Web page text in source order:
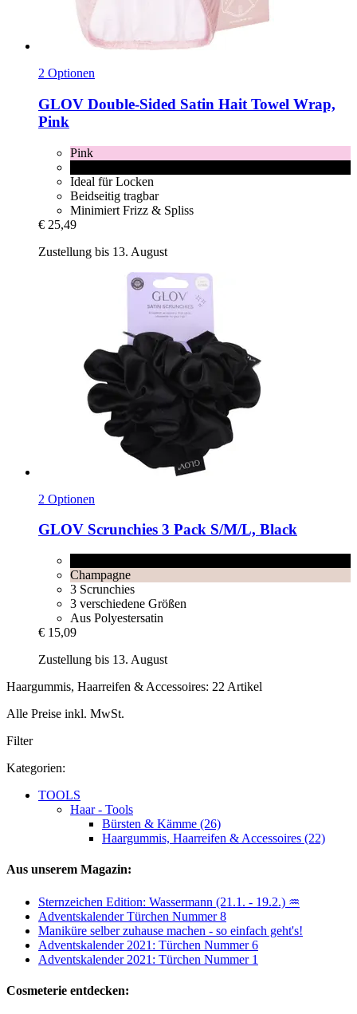
2 Optionen
GLOV Double-​Sided Satin Hait Towel Wrap,
Pink
Pink
Ideal für Locken
Beidseitig tragbar
Minimiert Frizz & Spliss
€ 25,49
Zustellung bis 13. August
2 Optionen
GLOV Scrunchies 3 Pack S/M/L, Black
Champagne
3 Scrunchies
3 verschiedene Größen
Aus Polyestersatin
€ 15,09
Zustellung bis 13. August
Haargummis, Haarreifen & Accessoires: 22 Artikel
Alle Preise inkl. MwSt.
Filter
Kategorien:
TOOLS
Haar - Tools
Bürsten & Kämme (26)
Haargummis, Haarreifen & Accessoires (22)
Aus unserem Magazin:
Sternzeichen Edition: Wassermann (21.1. - 19.2.) ♒
Adventskalender Türchen Nummer 8
Maniküre selber zuhause machen - so einfach geht's!
Adventskalender 2021: Türchen Nummer 6
Adventskalender 2021: Türchen Nummer 1
Cosmeterie entdecken: